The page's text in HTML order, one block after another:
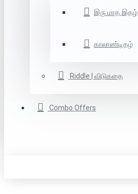
இரு மாத இதழ்
காலாண்டிதழ்
Riddle | விடுகதை
Combo Offers